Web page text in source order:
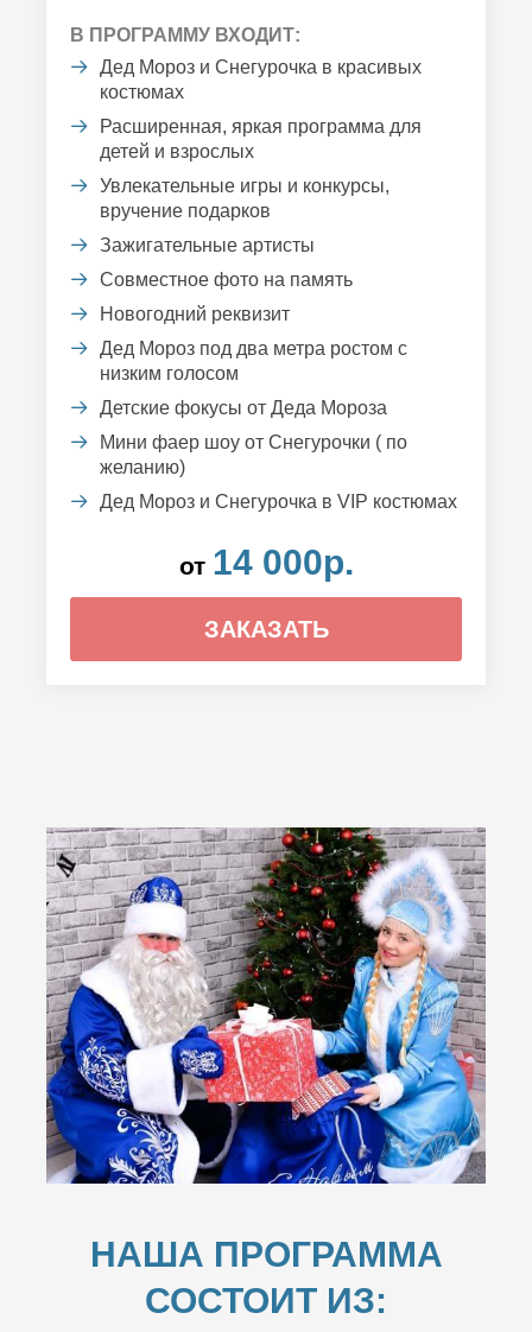
В ПРОГРАММУ ВХОДИТ:
Дед Мороз и Снегурочка в красивых
костюмах
Расширенная, яркая программа для
детей и взрослых
Увлекательные игры и конкурсы,
вручение подарков
Зажигательные артисты
Совместное фото на память
Новогодний реквизит
Дед Мороз под два метра ростом с
низким голосом
Детские фокусы от Деда Мороза
Мини фаер шоу от Снегурочки ( по
желанию)
Дед Мороз и Снегурочка в VIP костюмах
от 14 000р.
ЗАКАЗАТЬ
НАША ПРОГРАММА
СОСТОИТ ИЗ: